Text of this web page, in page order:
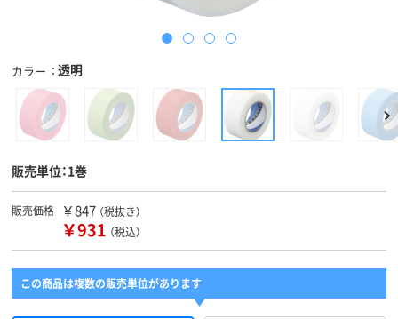
カラー 透明
販売単位：1巻
販売価格 ￥847 （税抜き）
￥931 （税込）
この商品は複数の販売単位があります